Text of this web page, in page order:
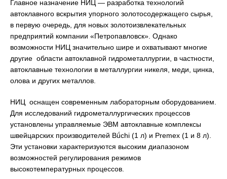
Главное назначение НИЦ — разработка технологий
автоклавного вскрытия упорного золотосодержащего сырья,
в первую очередь, для новых золотоизвлекательных
предприятий компании «Петропавловск». Однако
возможности НИЦ значительно шире и охватывают многие
другие области автоклавной гидрометаллургии, в частности,
автоклавные технологии в металлургии никеля, меди, цинка,
олова и других металлов.
НИЦ оснащен современным лабораторным оборудованием.
Для исследований гидрометаллургических процессов
установлены управляемые ЭВМ автоклавные комплексы
швейцарских производителей Bǘchi (1 л) и Premex (1 и 8 л).
Эти установки характеризуются высоким диапазоном
возможностей регулирования режимов
высокотемпературных процессов.